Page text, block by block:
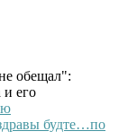
обещал":
его
будте…по